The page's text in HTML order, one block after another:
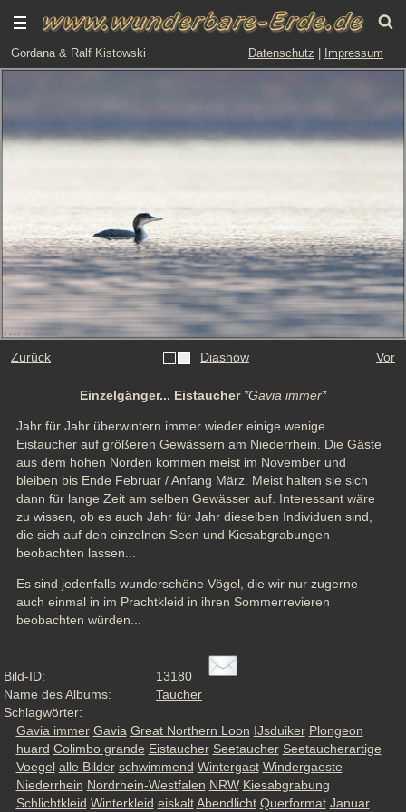
Gordana & Ralf Kistowski Datenschutz Impressum
Zurück Diashow Vor
Einzelgänger... Eistaucher *Gavia immer*
Jahr für Jahr überwintern immer wieder einige wenige
Eistaucher auf größeren Gewässern am Niederrhein. Die Gäste
aus dem hohen Norden kommen meist im November und
bleiben bis Ende Februar / Anfang März. Meist halten sie sich
dann für lange Zeit am selben Gewässer auf. Interessant wäre
zu wissen, ob es auch Jahr für Jahr dieselben Individuen sind,
die sich auf den einzelnen Seen und Kiesabgrabungen
beobachten lassen...
Es sind jedenfalls wunderschöne Vögel, die wir nur zugerne
auch einmal in im Prachtkleid in ihren Sommerrevieren
beobachten würden...
Bild-ID:
13180
Name des Albums:
Taucher
Schlagwörter:
Gavia immer Gavia Great Northern Loon IJsduiker Plongeon
huard Colimbo grande Eistaucher Seetaucher Seetaucherartige
Voegel alle Bilder schwimmend Wintergast Windergaeste
Niederrhein Nordrhein-Westfalen NRW Kiesabgrabung
Schlichtkleid Winterkleid eiskalt Abendlicht Querformat Januar